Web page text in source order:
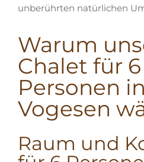
unberührten natürlichen
Warum
Chalet für 6
Personen
Vogesen
Raum und